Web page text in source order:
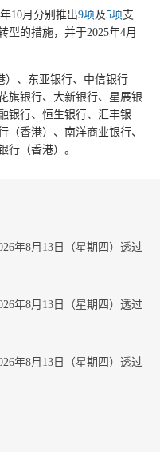
10月分别推出9项及5项支
型的措施，并于2025年4月
）、东亚银行、中信银行
旗银行、大新银行、星展银
银行、恒生银行、汇丰银
（香港）、南洋商业银行、
行（香港）。
年8月13日（星期四）透过
年8月13日（星期四）透过
年8月13日（星期四）透过